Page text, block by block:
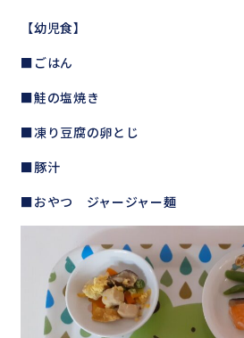
【幼児食】
■ごはん
■鮭の塩焼き
■凍り豆腐の卵とじ
■豚汁
■おやつ ジャージャー麺